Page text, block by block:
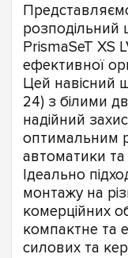
розподільний
PrismaSeT XS
ефективної
Цей навісний
24) з білими
надійний
оптимальним
автоматики та
Ідеально
монтажу на
комерційних
компактне та
силових та